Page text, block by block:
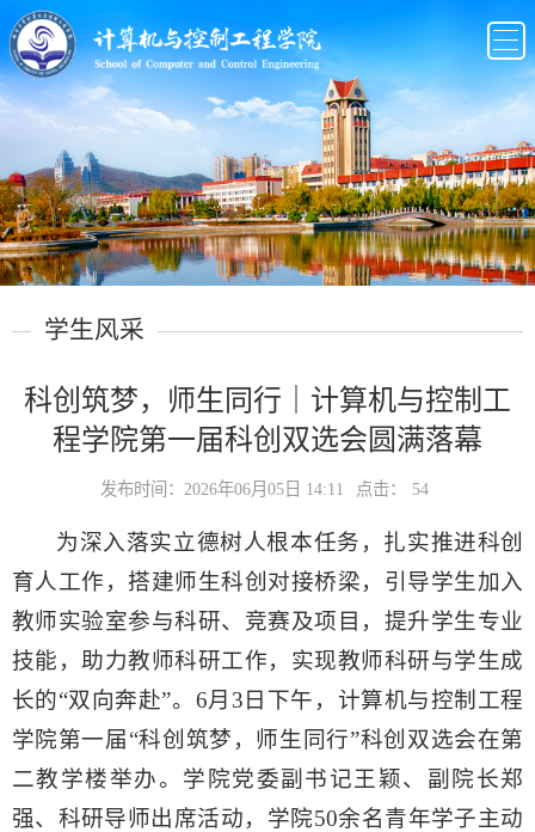
学生风采
科创筑梦，师生同行｜计算机与控制工
程学院第一届科创双选会圆满落幕
发布时间：2026年06月05日 14:11 点击： 54
为深入落实立德树人根本任务，扎实推进科创
育人工作，搭建师生科创对接桥梁，引导学生加入
教师实验室参与科研、竞赛及项目，提升学生专业
技能，助力教师科研工作，实现教师科研与学生成
长的“双向奔赴”。6月3日下午，计算机与控制工程
学院第一届“科创筑梦，师生同行”科创双选会在第
二教学楼举办。学院党委副书记王颖、副院长郑
强、科研导师出席活动，学院50余名青年学子主动